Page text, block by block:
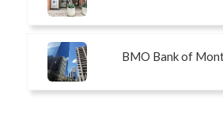
BMO Bank of